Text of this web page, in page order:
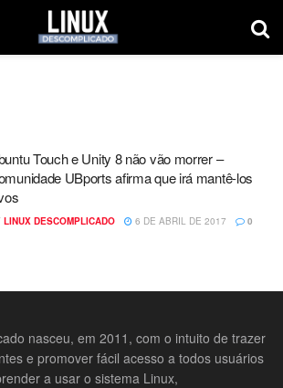
Touch e Unity 8 não vão morrer –
UBports afirma que irá mantê-los
LINUX DESCOMPLICADO 6 DE ABRIL DE 2017 0
nasceu, em 2011, com o intuito de trazer
e promover fácil acesso a todos usuários
a usar o sistema Linux,